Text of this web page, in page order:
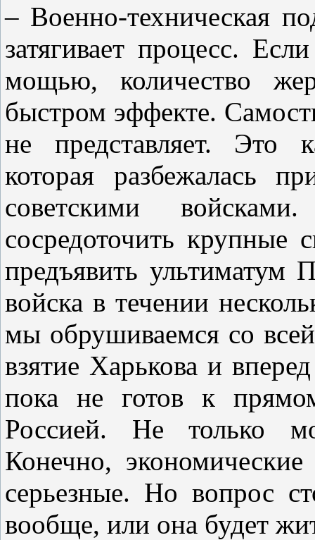
– Военно-техническая
затягивает процесс.
мощью, количество
быстром эффекте.
не представляет. Это
которая разбежалась
советскими
сосредоточить
предъявить
войска в течении
мы обрушиваемся со
взятие Харькова и
пока не готов к
Россией. Не только
Конечно,
серьезные. Но вопрос
вообще, или она будет